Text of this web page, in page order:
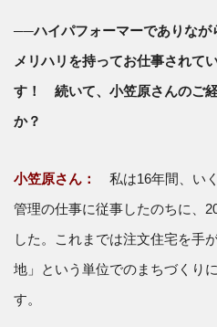
──ハイパフォーマーでありなが
メリハリを持ってお仕事されて
す！ 続いて、小笠原さんのご
か？
小笠原さん：
私は16年間、い
管理の仕事に従事したのちに、
した。これまでは注文住宅を手
地」という単位でのまちづくり
す。